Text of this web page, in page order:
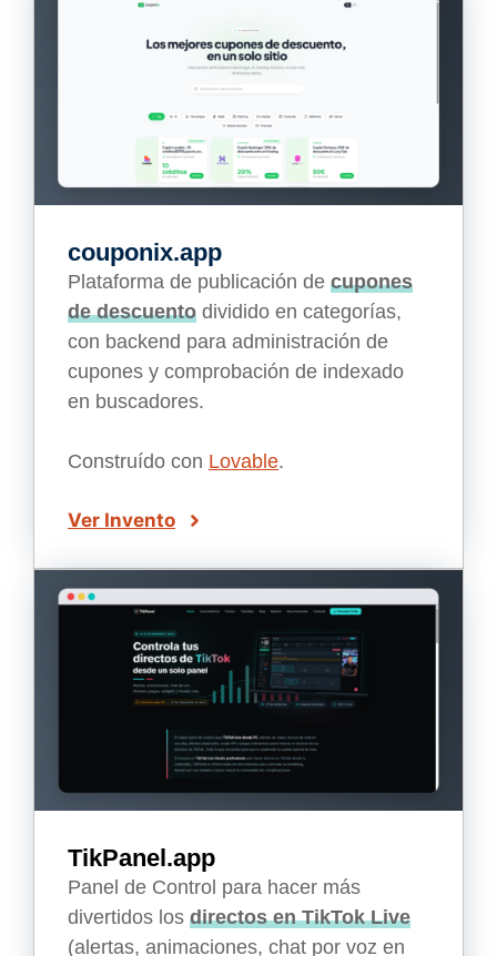
couponix.app
Plataforma de publicación de cupones
de descuento dividido en categorías,
con backend para administración de
cupones y comprobación de indexado
en buscadores.
Construído con Lovable.
Ver Invento
TikPanel.app
Panel de Control para hacer más
divertidos los directos en TikTok Live
(alertas, animaciones, chat por voz en